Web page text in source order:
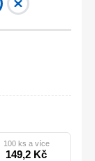
100 ks a více
149,2 Kč